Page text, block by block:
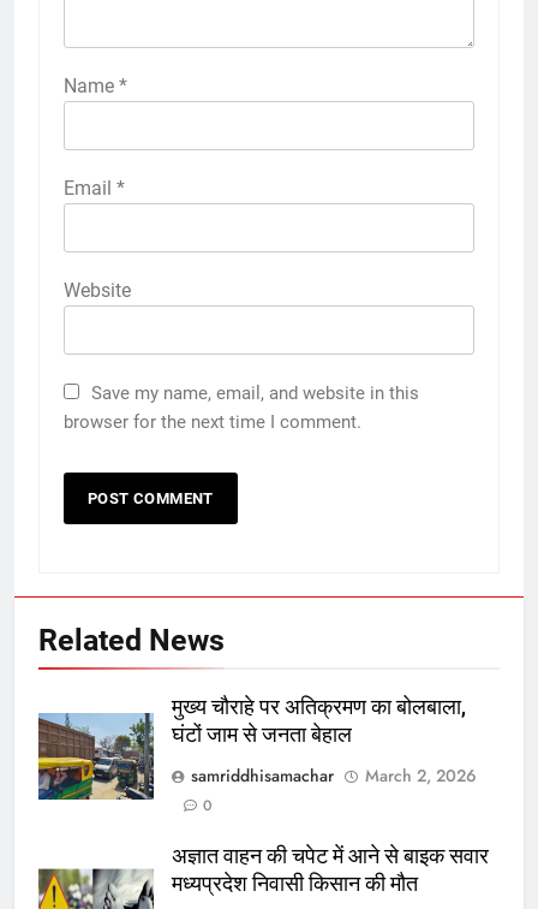
Name *
Email *
Website
Save my name, email, and website in this
browser for the next time I comment.
Related News
मुख्य चौराहे पर अतिक्रमण का बोलबाला,
घंटों जाम से जनता बेहाल
samriddhisamachar
March 2, 2026
0
अज्ञात वाहन की चपेट में आने से बाइक सवार
मध्यप्रदेश निवासी किसान की मौत